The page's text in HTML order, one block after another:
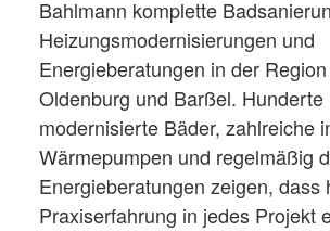
Bahlmann komplette
Heizungsmodernisierungen und
Energieberatungen in der
Oldenburg und Barßel. Hunderte
modernisierte Bäder, zahlreiche
Wärmepumpen und regelmäßig
Energieberatungen zeigen, dass
Praxiserfahrung in jedes Projekt